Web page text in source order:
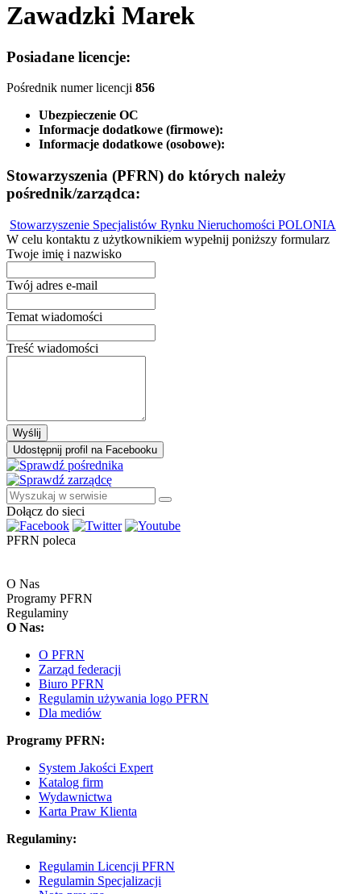
Zawadzki Marek
Posiadane licencje:
Pośrednik numer licencji 856
Ubezpieczenie OC
Informacje dodatkowe (firmowe):
Informacje dodatkowe (osobowe):
Stowarzyszenia (PFRN) do których należy
pośrednik/zarządca:
Stowarzyszenie Specjalistów Rynku Nieruchomości POLONIA
W celu kontaktu z użytkownikiem wypełnij poniższy formularz
Twoje imię i nazwisko
Twój adres e-mail
Temat wiadomości
Treść wiadomości
Wyślij
Udostępnij profil na Facebooku
Dołącz do sieci
PFRN poleca
O Nas
Programy PFRN
Regulaminy
O Nas:
O PFRN
Zarząd federacji
Biuro PFRN
Regulamin używania logo PFRN
Dla mediów
Programy PFRN:
System Jakości Expert
Katalog firm
Wydawnictwa
Karta Praw Klienta
Regulaminy:
Regulamin Licencji PFRN
Regulamin Specjalizacji